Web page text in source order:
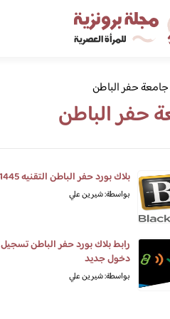
جامعة حفر الباطن
حفر الباطن
بلاك بورد حفر الباطن التقنيه 1445
بواسطة: شيرين علي
رابط بلاك بورد حفر الباطن تسجيل
دخول جديد
بواسطة: شيرين علي